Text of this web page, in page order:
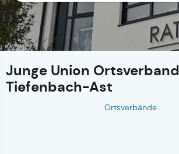
Junge Union Ortsverband
Tiefenbach-Ast
Ortsverbände